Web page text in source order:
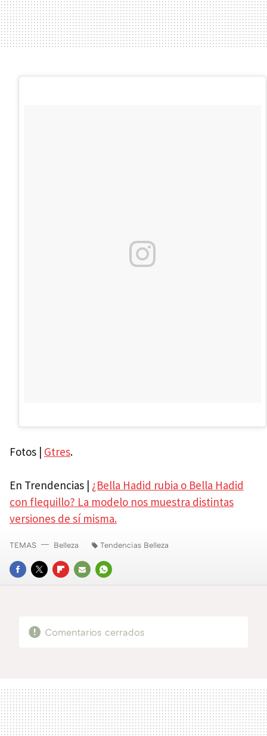
Fotos | Gtres.
En Trendencias | ¿Bella Hadid rubia o Bella Hadid
con flequillo? La modelo nos muestra distintas
versiones de sí misma.
FACEBOOK
TWITTERFLIPBOARD
E-
WHATSAPP
TEMAS Belleza Tendencias Belleza
Comentarios cerrados